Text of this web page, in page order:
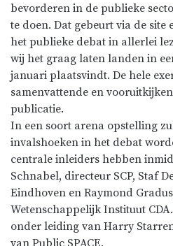
bevorderen in de publieke
te doen. Dat gebeurt via de
het publieke debat in allerlei
wij het graag laten landen in
januari plaatsvindt. De hele
samenvattende en
publicatie.
In een soort arena opstelling
invalshoeken in het debat
centrale inleiders hebben
Schnabel, directeur SCP, Staf
Eindhoven en Raymond
Wetenschappelijk Instituut
onder leiding van Harry
van Public SPACE.